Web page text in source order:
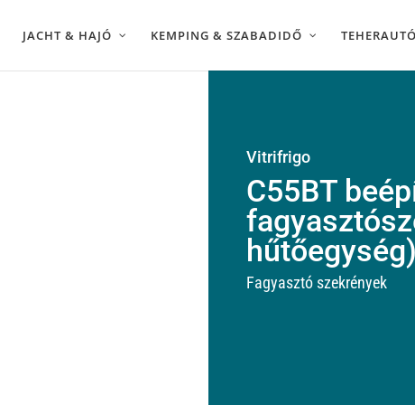
JACHT & HAJÓ KEMPING & SZABADIDŐ
Vitrifrigo
C55BT
hűtőegység)
Fagyasztó szekrények